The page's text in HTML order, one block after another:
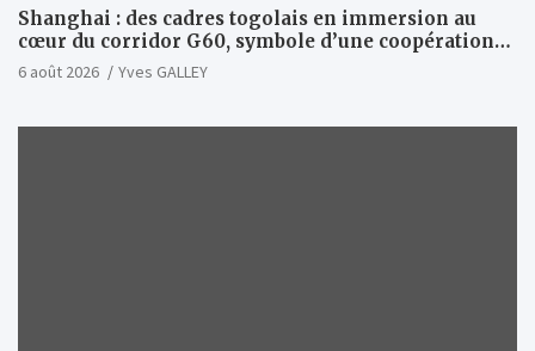
Shanghai : des cadres togolais en immersion au
cœur du corridor G60, symbole d’une coopération
sino-togolaise axée sur l’excellence et le leadership
6 août 2026 Yves GALLEY